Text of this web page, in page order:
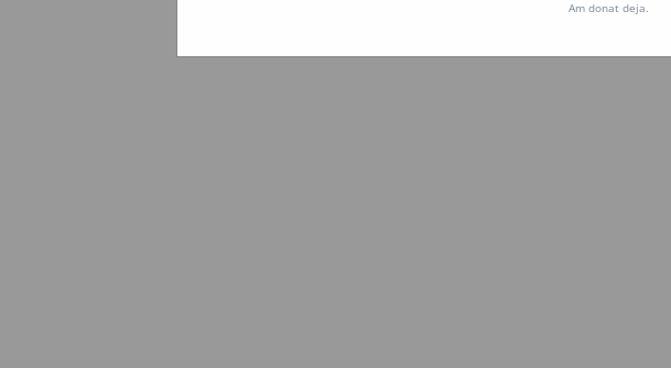
Hosterion
Am donat deja.